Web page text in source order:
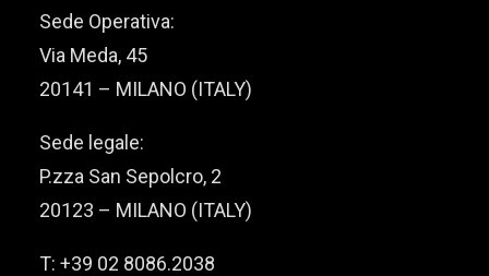
Sede Operativa:
Via Meda, 45
20141 – MILANO (ITALY)
Sede legale:
P.zza San Sepolcro, 2
20123 – MILANO (ITALY)
T: +39 02 8086.2038